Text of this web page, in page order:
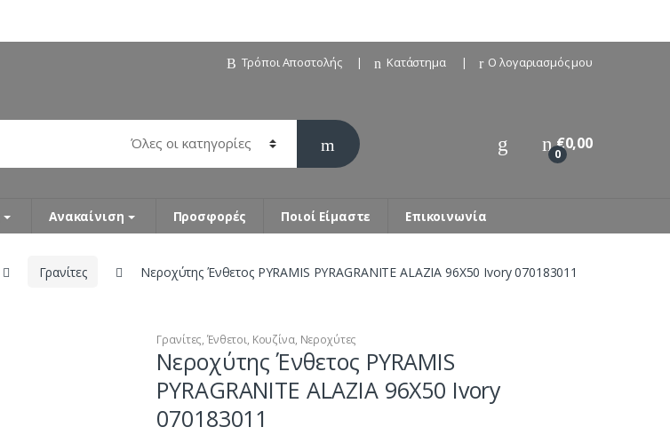
Τρόποι Αποστολής Κατάστημα Ο λογαριασμός μου
0
€0,00
Ανακαίνιση Προσφορές Ποιοί Είμαστε Επικοινωνία
Γρανίτες Νεροχύτης Ένθετος PYRAMIS PYRAGRANITE ALAZIA 96X50 Ivory 070183011
Γρανίτες, Ένθετοι, Κουζίνα, Νεροχύτες
Νεροχύτης Ένθετος PYRAMIS
PYRAGRANITE ALAZIA 96X50 Ivory
070183011